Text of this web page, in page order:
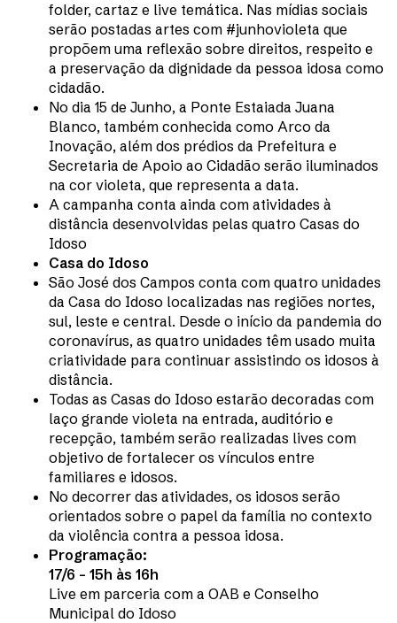
folder, cartaz e live temática. Nas mídias sociais
serão postadas artes com #junhovioleta que
propõem uma reflexão sobre direitos, respeito e
a preservação da dignidade da pessoa idosa como
cidadão.
No dia 15 de Junho, a Ponte Estaiada Juana
Blanco, também conhecida como Arco da
Inovação, além dos prédios da Prefeitura e
Secretaria de Apoio ao Cidadão serão iluminados
na cor violeta, que representa a data.
A campanha conta ainda com atividades à
distância desenvolvidas pelas quatro Casas do
Idoso
Casa do Idoso
São José dos Campos conta com quatro unidades
da Casa do Idoso localizadas nas regiões nortes,
sul, leste e central. Desde o início da pandemia do
coronavírus, as quatro unidades têm usado muita
criatividade para continuar assistindo os idosos à
distância.
Todas as Casas do Idoso estarão decoradas com
laço grande violeta na entrada, auditório e
recepção, também serão realizadas lives com
objetivo de fortalecer os vínculos entre
familiares e idosos.
No decorrer das atividades, os idosos serão
orientados sobre o papel da família no contexto
da violência contra a pessoa idosa.
Programação:
17/6 – 15h às 16h
Live em parceria com a OAB e Conselho
Municipal do Idoso